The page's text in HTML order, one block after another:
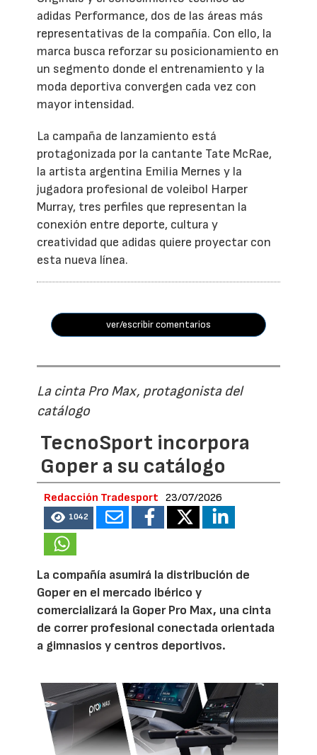
adidas Performance, dos de las áreas más
representativas de la compañía. Con ello, la
marca busca reforzar su posicionamiento en
un segmento donde el entrenamiento y la
moda deportiva convergen cada vez con
mayor intensidad.
La campaña de lanzamiento está
protagonizada por la cantante Tate McRae,
la artista argentina Emilia Mernes y la
jugadora profesional de voleibol Harper
Murray, tres perfiles que representan la
conexión entre deporte, cultura y
creatividad que adidas quiere proyectar con
esta nueva línea.
ver/escribir comentarios
La cinta Pro Max, protagonista del
catálogo
TecnoSport incorpora
Goper a su catálogo
Redacción Tradesport 23/07/2026
1042
La compañía asumirá la distribución de
Goper en el mercado ibérico y
comercializará la Goper Pro Max, una cinta
de correr profesional conectada orientada
a gimnasios y centros deportivos.